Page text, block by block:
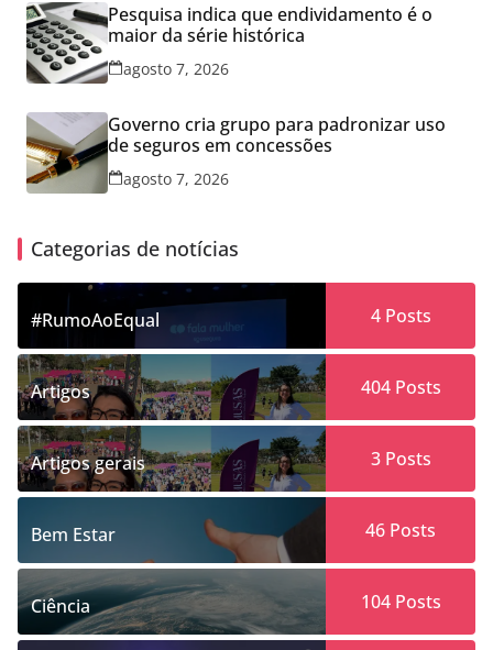
Pesquisa indica que endividamento é o
maior da série histórica
agosto 7, 2026
Governo cria grupo para padronizar uso
de seguros em concessões
agosto 7, 2026
Categorias de notícias
#RumoAoEqual 4Posts
Artigos 404Posts
Artigos gerais 3Posts
Bem Estar 46 Posts
Ciência 104Posts